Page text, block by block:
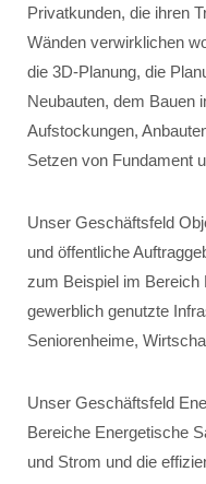
Privatkunden, die ihren
Wänden verwirklichen
die 3D-Planung, die
Neubauten, dem Bauen
Aufstockungen,
Setzen von Fundament
Unser Geschäftsfeld
und öffentliche
zum Beispiel im Bereich
gewerblich genutzte
Seniorenheime,
Unser Geschäftsfeld
Bereiche Energetische
und Strom und die